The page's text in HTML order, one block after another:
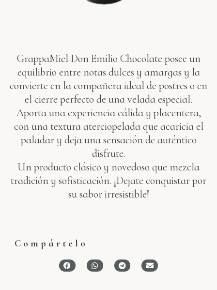
GrappaMiel Don Emilio Chocolate posee un
equilibrio entre notas dulces y amargas y la
convierte en la compañera ideal de postres o en
el cierre perfecto de una velada especial.
Aporta una experiencia cálida y placentera,
con una textura aterciopelada que acaricia el
paladar y deja una sensación de auténtico
disfrute.
Un producto clásico y novedoso que mezcla
tradición y sofisticación. ¡Dejate conquistar por
su sabor irresistible!
Compártelo